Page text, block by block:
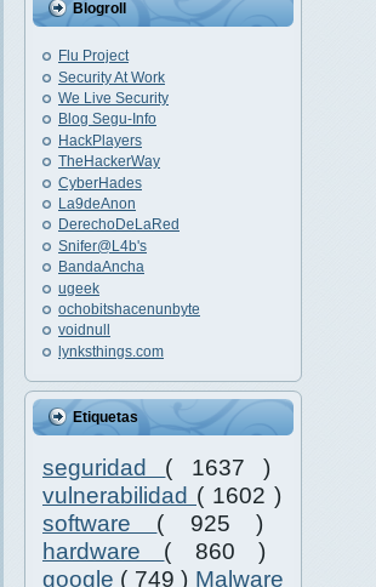
Blogroll
Flu Project
Security At Work
We Live Security
Blog Segu-Info
HackPlayers
TheHackerWay
CyberHades
La9deAnon
DerechoDeLaRed
Snifer@L4b's
BandaAncha
ugeek
ochobitshacenunbyte
voidnull
lynksthings.com
Etiquetas
seguridad ( 1637 )
vulnerabilidad ( 1602 )
software ( 925 )
hardware ( 860 )
google ( 749 ) Malware